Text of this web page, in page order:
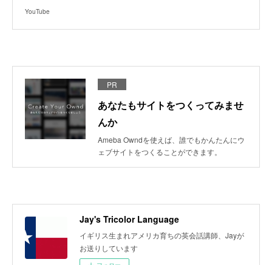
YouTube
PR
あなたもサイトをつくってみませ
んか
Ameba Owndを使えば、誰でもかんたんにウ
ェブサイトをつくることができます。
Jay's Tricolor Language
イギリス生まれアメリカ育ちの英会話講師、Jayが
お送りしています